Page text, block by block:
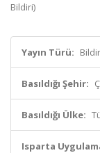
Bildiri)
Yayın Türü:
Basıldığı Şehir:
Basıldığı Ülke:
Isparta